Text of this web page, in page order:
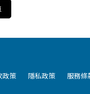
政策 隱私政策 服務條